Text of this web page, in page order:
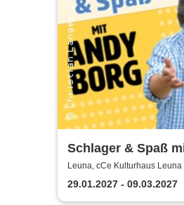
Schlager & Spaß
Borg und Gästen
Leuna, cCe Kulturhaus Leuna
29.01.2027 - 09.03.2027